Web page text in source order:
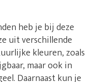
heb je bij deze
uit verschillende
kleuren, zoals
maar ook in
Daarnaast kun je